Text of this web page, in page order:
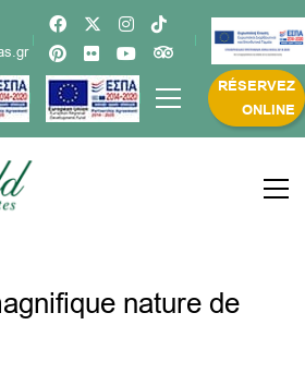
RÉSERVEZ
ONLINE
nature de